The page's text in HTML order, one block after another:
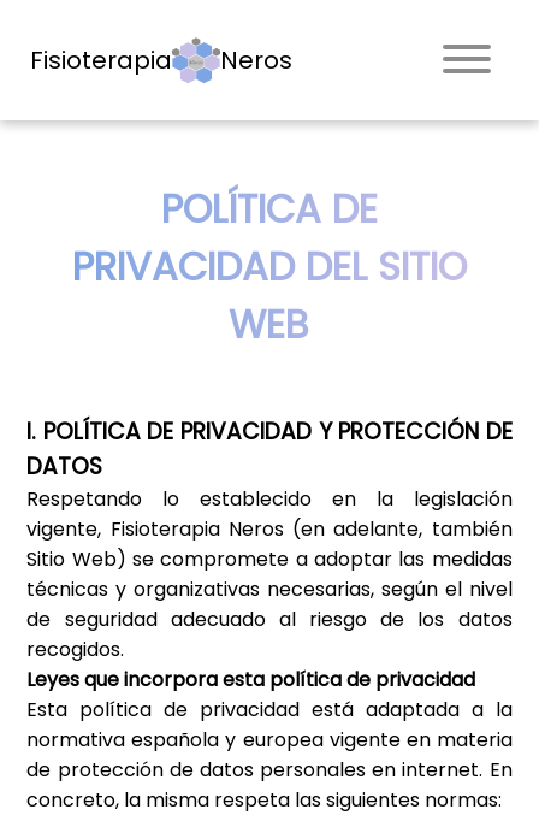
Fisioterapia Neros
POLÍTICA DE
PRIVACIDAD DEL SITIO
WEB
I. POLÍTICA DE PRIVACIDAD Y PROTECCIÓN DE
DATOS
Respetando lo establecido en la legislación
vigente, Fisioterapia Neros(en adelante, también
Sitio Web) se compromete a adoptar las medidas
técnicas y organizativas necesarias, según el nivel
de seguridad adecuado al riesgo de los datos
recogidos.
Leyes que incorpora esta política de privacidad
Esta política de privacidad está adaptada a la
normativa española y europea vigente en materia
de protección de datos personales en internet. En
concreto, la misma respeta las siguientes normas: